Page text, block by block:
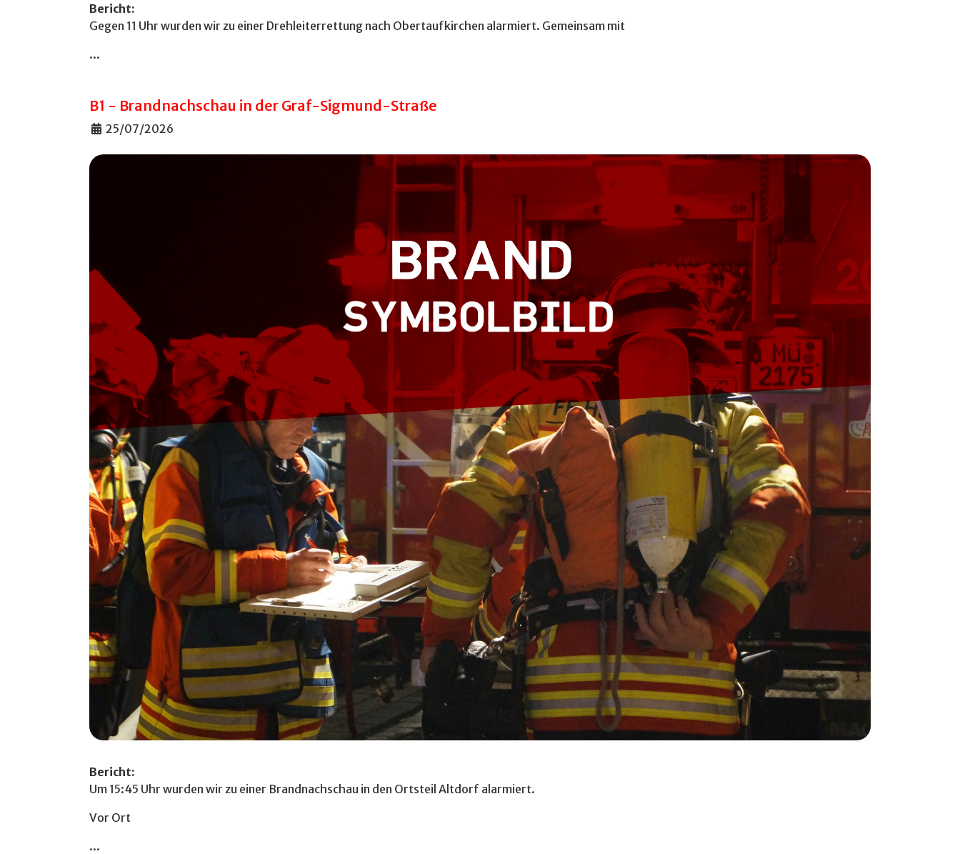
Bericht:
Gegen 11 Uhr wurden wir zu einer Drehleiterrettung nach Obertaufkirchen alarmiert. Gemeinsam mit
...
B1 - Brandnachschau in der Graf-Sigmund-Straße
Details
25/07/2026
Bericht:
Um 15:45 Uhr wurden wir zu einer Brandnachschau in den Ortsteil Altdorf alarmiert.
Vor Ort
...